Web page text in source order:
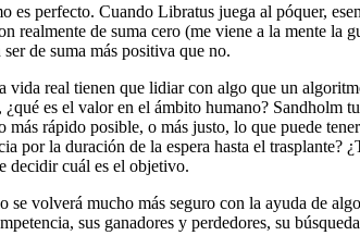
es perfecto. Cuando Libratus juega al póquer,
realmente de suma cero (me viene a la mente
de suma más positiva que no.
vida real tienen que lidiar con algo que un
es el valor en el ámbito humano? Sandholm
más rápido posible, o más justo, lo que puede
por la duración de la espera hasta el
decidir cuál es el objetivo.
se volverá mucho más seguro con la ayuda de
sus ganadores y perdedores, su